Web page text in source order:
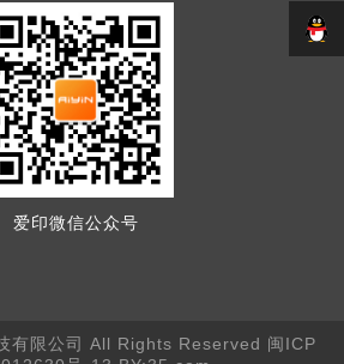
爱印微信公众号
有限公司 All Rights Reserved 闽ICP